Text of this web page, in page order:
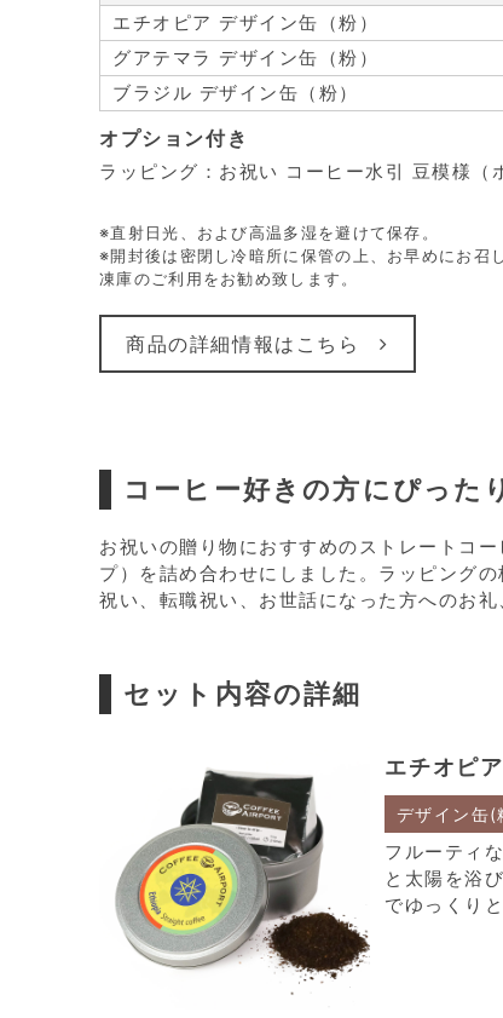
エチオピア デザイン缶（粉）
グアテマラ デザイン缶（粉）
ブラジル デザイン缶（粉）
オプション付き
ラッピング：お祝い コーヒー水引 豆模様（
※直射日光、および高温多湿を避けて保存。
※開封後は密閉し冷暗所に保管の上、お早めにお召
凍庫のご利用をお勧め致します。
商品の詳細情報はこちら
コーヒー好きの方にぴった
お祝いの贈り物におすすめのストレートコ
プ）を詰め合わせにしました。ラッピング
祝い、転職祝い、お世話になった方へのお
セット内容の詳細
エチオピア
デザイン缶(
フルーティ
と太陽を浴
でゆっくり